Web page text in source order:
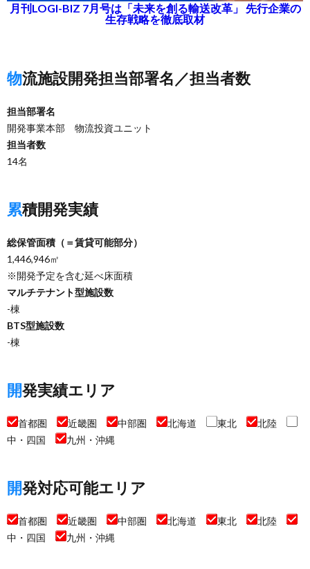
月刊LOGI-BIZ 7月号は「未来を創る輸送改革」 先行企業の
生存戦略を徹底取材
物流施設開発担当部署名／担当者数
担当部署名
開発事業本部 物流投資ユニット
担当者数
14名
累積開発実績
総保管面積（＝賃貸可能部分）
1,446,946㎡
※開発予定を含む延べ床面積
マルチテナント型施設数
-棟
BTS型施設数
-棟
開発実績エリア
首都圏 近畿圏 中部圏 北海道 東北
北陸
中・四国
九州・沖縄
開発対応可能エリア
首都圏 近畿圏 中部圏 北海道 東北
北陸
中・四国
九州・沖縄